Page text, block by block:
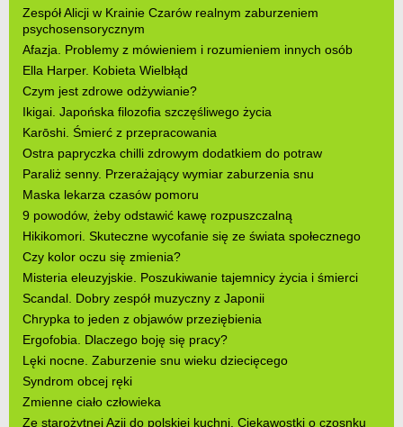
Zespół Alicji w Krainie Czarów realnym zaburzeniem
psychosensorycznym
Afazja. Problemy z mówieniem i rozumieniem innych osób
Ella Harper. Kobieta Wielbłąd
Czym jest zdrowe odżywianie?
Ikigai. Japońska filozofia szczęśliwego życia
Karōshi. Śmierć z przepracowania
Ostra papryczka chilli zdrowym dodatkiem do potraw
Paraliż senny. Przerażający wymiar zaburzenia snu
Maska lekarza czasów pomoru
9 powodów, żeby odstawić kawę rozpuszczalną
Hikikomori. Skuteczne wycofanie się ze świata społecznego
Czy kolor oczu się zmienia?
Misteria eleuzyjskie. Poszukiwanie tajemnicy życia i śmierci
Scandal. Dobry zespół muzyczny z Japonii
Chrypka to jeden z objawów przeziębienia
Ergofobia. Dlaczego boję się pracy?
Lęki nocne. Zaburzenie snu wieku dziecięcego
Syndrom obcej ręki
Zmienne ciało człowieka
Ze starożytnej Azji do polskiej kuchni. Ciekawostki o czosnku